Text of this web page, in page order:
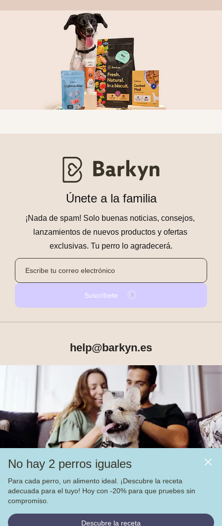
No hay 2 perros iguales
Para cada perro, un alimento ideal. ¡Descubre la receta
adecuada para el tuyo! Hoy con -20% para que pruebes sin
compromiso.
Descubre la receta
Únete a la familia
¡Nada de spam! Solo buenas noticias, consejos,
lanzamientos de nuevos productos y ofertas
exclusivas. Tu perro lo agradecerá.
Suscríbete
help@barkyn.es
Productos
Sobre Barkyn
Otros links
Piensos